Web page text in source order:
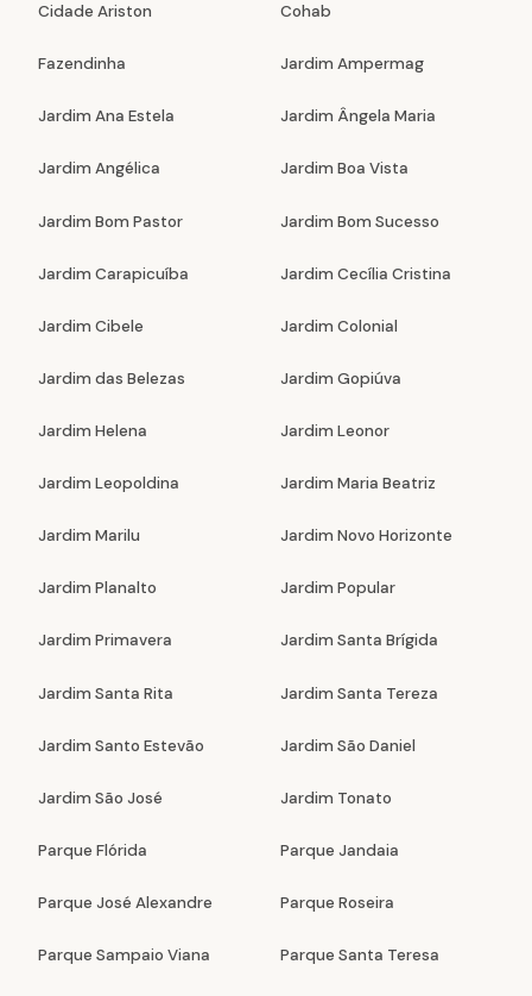
Cidade Ariston Cohab
Fazendinha Jardim Ampermag
Jardim Ana Estela Jardim Ângela Maria
Jardim Angélica Jardim Boa Vista
Jardim Bom Pastor Jardim Bom Sucesso
Jardim Carapicuíba Jardim Cecília Cristina
Jardim Cibele Jardim Colonial
Jardim das Belezas Jardim Gopiúva
Jardim Helena Jardim Leonor
Jardim Leopoldina Jardim Maria Beatriz
Jardim Marilu Jardim Novo Horizonte
Jardim Planalto Jardim Popular
Jardim Primavera Jardim Santa Brígida
Jardim Santa Rita Jardim Santa Tereza
Jardim Santo Estevão Jardim São Daniel
Jardim São José Jardim Tonato
Parque Flórida Parque Jandaia
Parque José Alexandre Parque Roseira
Parque Sampaio Viana Parque Santa Teresa